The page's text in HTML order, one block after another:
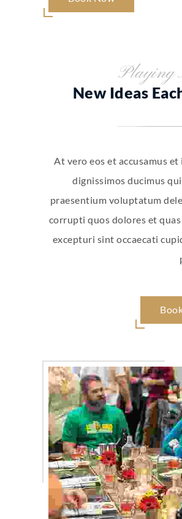
Playing
New Ideas
At vero eos et accusamus
dignissimos ducimus
praesentium voluptatum
corrupti quos dolores et
excepturi sint occaecati